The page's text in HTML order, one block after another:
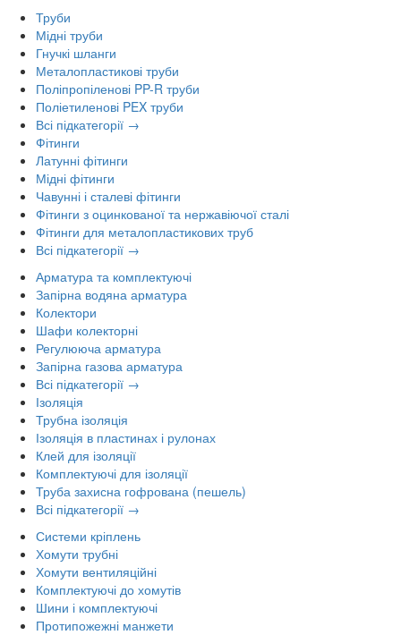
Труби
Мідні труби
Гнучкі шланги
Металопластикові труби
Поліпропіленові PP-R труби
Поліетиленові PEX труби
Всі підкатегорії →
Фітинги
Латунні фітинги
Мідні фітинги
Чавунні і сталеві фітинги
Фітинги з оцинкованої та нержавіючої сталі
Фітинги для металопластикових труб
Всі підкатегорії →
Арматура та комплектуючі
Запірна водяна арматура
Колектори
Шафи колекторні
Регулююча арматура
Запірна газова арматура
Всі підкатегорії →
Ізоляція
Трубна ізоляція
Ізоляція в пластинах і рулонах
Клей для ізоляції
Комплектуючі для ізоляції
Труба захисна гофрована (пешель)
Всі підкатегорії →
Системи кріплень
Хомути трубні
Хомути вентиляційні
Комплектуючі до хомутів
Шини і комплектуючі
Протипожежні манжети